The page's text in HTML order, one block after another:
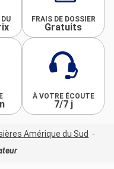
FRAIS DE DOSSIER
Gratuits
À VOTRE ÉCOUTE
7/7 j
Amérique du Sud